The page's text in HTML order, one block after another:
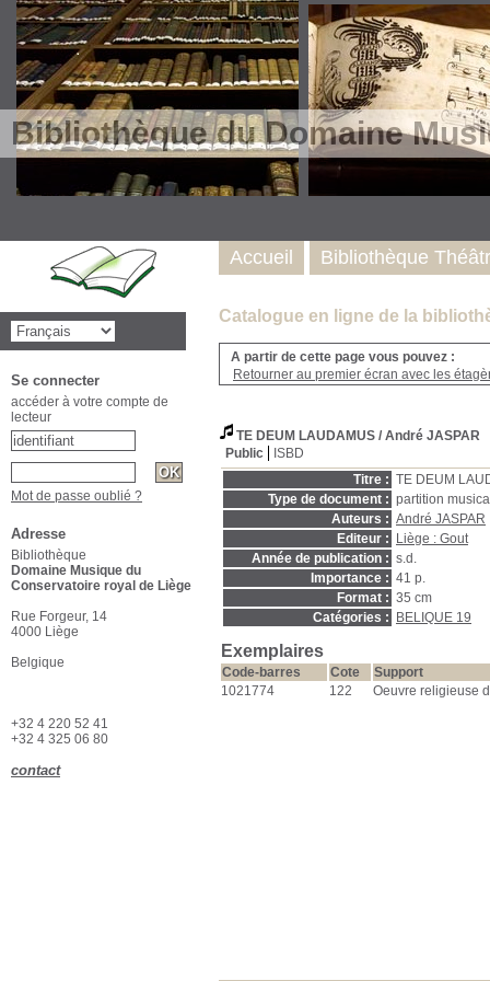
Bibliothèque du Domaine
Catalogue en ligne de la
A partir de cette page vous pouvez :
Retourner au premier écran avec les
TE DEUM LAUDAMUS / André JASPAR
Public
ISBD
Titre : TE DEUM
Type de document : partition
Auteurs : André JASPAR
Editeur :
Liège : Gout
Année de publication : s.d.
Importance : 41 p.
Format : 35 cm
Catégories :
BELIQUE 19
Exemplaires
Code-barres Cote
Support
1021774
122 Oeuvre religieuse
Accueil Bibliothèque
Se connecter
accéder à votre compte de
lecteur
Mot de passe oublié ?
Adresse
Bibliothèque
Domaine Musique du
Conservatoire royal de Liège
Rue Forgeur, 14
4000 Liège
Belgique
+32 4 220 52 41
+32 4 325 06 80
contact